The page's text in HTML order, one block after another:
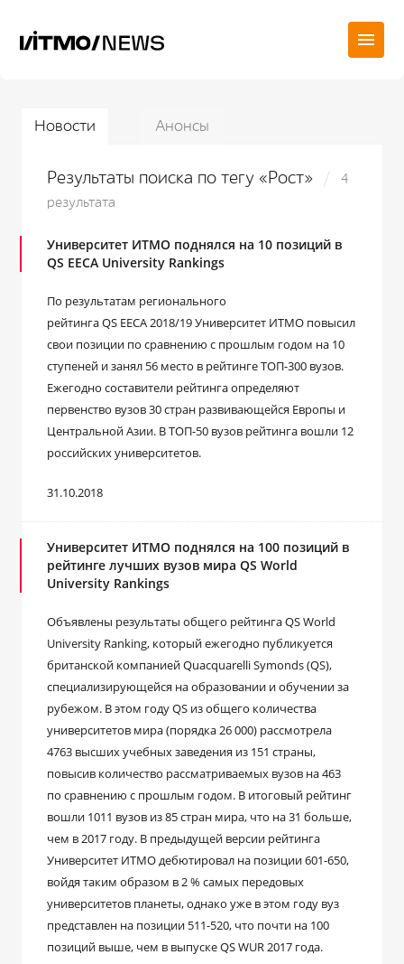
Новости Анонсы
Результаты поиска по тегу «Рост»
4
результата
Университет ИТМО поднялся на 10 позиций в
QS EECA University Rankings
По результатам регионального
рейтинга QS EECA 2018/19 Университет ИТМО повысил
свои позиции по сравнению с прошлым годом на 10
ступеней и занял 56 место в рейтинге ТОП-300 вузов.
Ежегодно составители рейтинга определяют
первенство вузов 30 стран развивающейся Европы и
Центральной Азии. В ТОП-50 вузов рейтинга вошли 12
российских университетов.
31.10.2018
Университет ИТМО поднялся на 100 позиций в
рейтинге лучших вузов мира QS World
University Rankings
Объявлены результаты общего рейтинга QS World
University Ranking, который ежегодно публикуется
британской компанией Quacquarelli Symonds (QS),
специализирующейся на образовании и обучении за
рубежом. В этом году QS из общего количества
университетов мира (порядка 26 000) рассмотрела
4763 высших учебных заведения из 151 страны,
повысив количество рассматриваемых вузов на 463
по сравнению с прошлым годом. В итоговый рейтинг
вошли 1011 вузов из 85 стран мира, что на 31 больше,
чем в 2017 году. В предыдущей версии рейтинга
Университет ИТМО дебютировал на позиции 601-650,
войдя таким образом в 2 % самых передовых
университетов планеты, однако уже в этом году вуз
представлен на позиции 511-520, что почти на 100
позиций выше, чем в выпуске QS WUR 2017 года.